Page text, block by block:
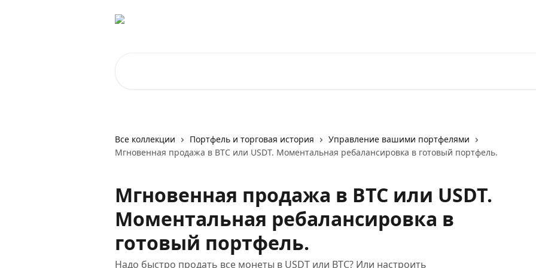
Все коллекции Портфель и торговая история
Управление вашими портфелями
Мгновенная продажа в BTC или USDT. Моментальная ребалансировка в готовый портфель.
Мгновенная продажа в BTC или USDT.
Моментальная ребалансировка в
готовый портфель.
Надо быстро продать все монеты в USDT или BTC? Или настроить